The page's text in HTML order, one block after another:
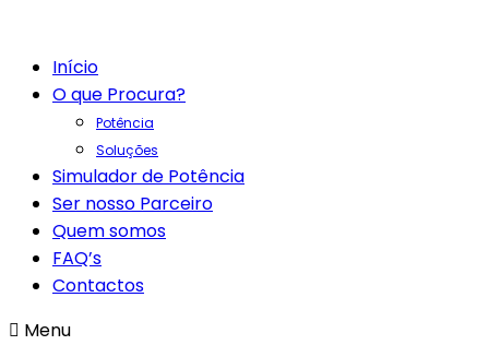
Início
O que Procura?
Potência
Soluções
Simulador de Potência
Ser nosso Parceiro
Quem somos
FAQ’s
Contactos
Menu